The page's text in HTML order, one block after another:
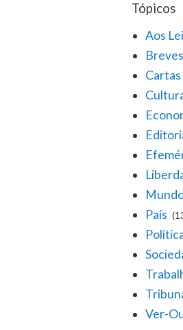
Tópicos
Aos
Breves
Cartas
País
Ver-